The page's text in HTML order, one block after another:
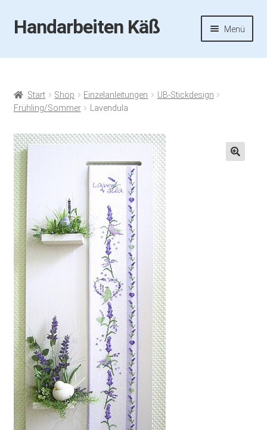
Zur
Navigation
Zum
Inhalt
Handarbeiten Käß Menü
Startseite
Aktuelles
Termine
Handarbeiten-Käß-Shop
Kasse
Mein Konto
Start Shop Einzelanleitungen
UB-Stickdesign
Frühling/Sommer
Lavendula